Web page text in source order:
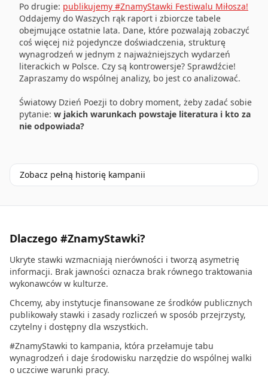
Po drugie: publikujemy #ZnamyStawki Festiwalu Miłosza!
Oddajemy do Waszych rąk raport i zbiorcze tabele
obejmujące ostatnie lata. Dane, które pozwalają zobaczyć
coś więcej niż pojedyncze doświadczenia, strukturę
wynagrodzeń w jednym z najważniejszych wydarzeń
literackich w Polsce. Czy są kontrowersje? Sprawdźcie!
Zapraszamy do wspólnej analizy, bo jest co analizować.
Światowy Dzień Poezji to dobry moment, żeby zadać sobie
pytanie: w jakich warunkach powstaje literatura i kto za
nie odpowiada?
Zobacz pełną historię kampanii
Dlaczego #ZnamyStawki?
Ukryte stawki wzmacniają nierówności i tworzą asymetrię
informacji. Brak jawności oznacza brak równego traktowania
wykonawców w kulturze.
Chcemy, aby instytucje finansowane ze środków publicznych
publikowały stawki i zasady rozliczeń w sposób przejrzysty,
czytelny i dostępny dla wszystkich.
#ZnamyStawki to kampania, która przełamuje tabu
wynagrodzeń i daje środowisku narzędzie do wspólnej walki
o uczciwe warunki pracy.